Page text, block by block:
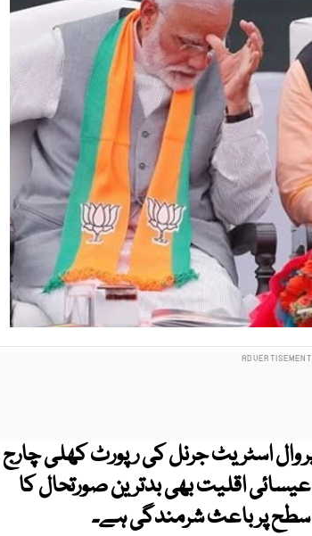
وال اسٹریٹ جرنل کی رپورٹ کھلی چارج
اقلیت بھی بدترین صورتحال کا
سطح پر باعث شرمندگی ہے۔